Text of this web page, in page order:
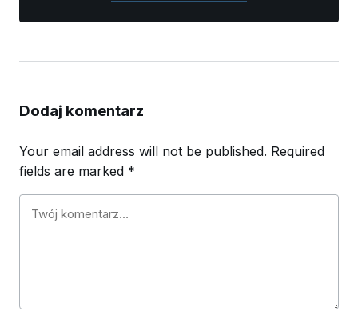
Dodaj komentarz
Your email address will not be published. Required
fields are marked *